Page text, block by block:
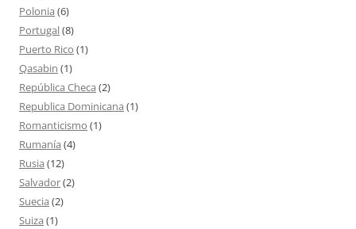
Polonia (6)
Portugal(8)
Puerto Rico (1)
Qasabin (1)
República Checa (2)
Republica Dominicana (1)
Romanticismo (1)
Rumanía (4)
Rusia (12)
Salvador(2)
Suecia (2)
Suiza (1)